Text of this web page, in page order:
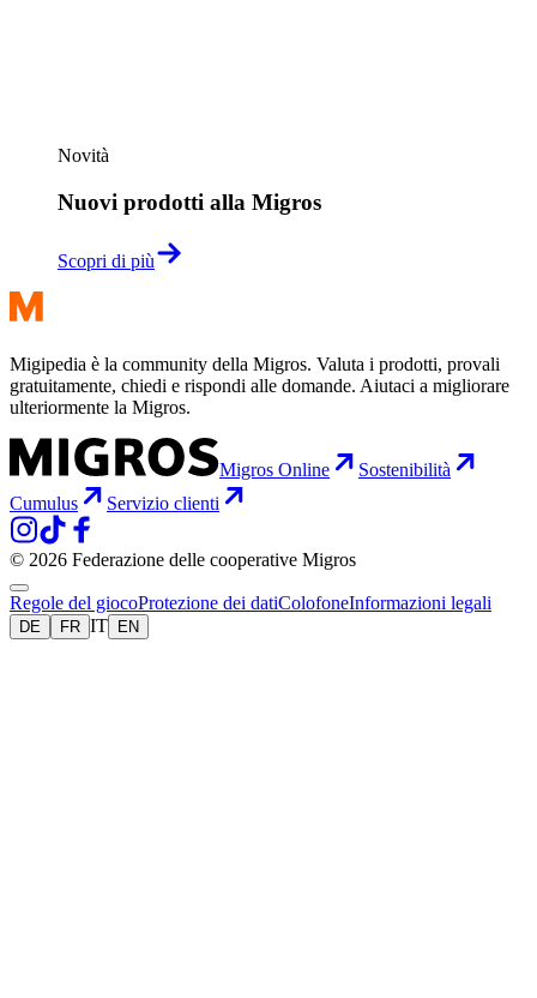
Novità
Nuovi prodotti alla Migros
Scopri di più
Migipedia è la community della Migros. Valuta i prodotti, provali
gratuitamente, chiedi e rispondi alle domande. Aiutaci a migliorare
ulteriormente la Migros.
Migros Online
Sostenibilità
Cumulus
Servizio clienti
© 2026 Federazione delle cooperative Migros
Regole del giocoProtezione dei datiColofoneInformazioni legali
DE FR IT EN